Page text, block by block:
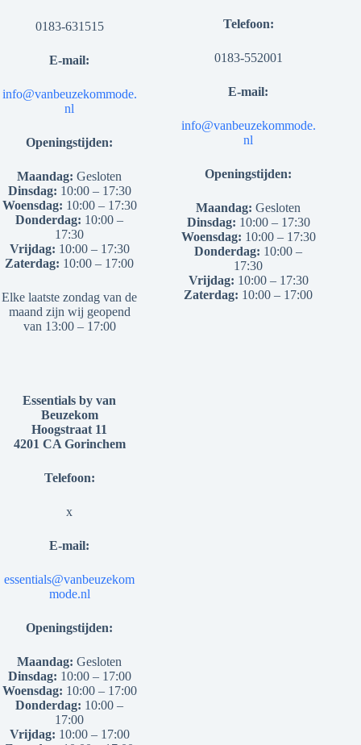
0183-631515
E-mail:
info@vanbeuzekommode.
nl
Openingstijden:
Maandag: Gesloten
Dinsdag: 10:00 – 17:30
Woensdag: 10:00 – 17:30
Donderdag: 10:00 –
17:30
Vrijdag: 10:00 – 17:30
Zaterdag: 10:00 – 17:00
Elke laatste zondag van de
maand zijn wij geopend
van 13:00 – 17:00
Telefoon:
0183-552001
E-mail:
info@vanbeuzekommode.
nl
Openingstijden:
Maandag: Gesloten
Dinsdag: 10:00 – 17:30
Woensdag: 10:00 – 17:30
Donderdag: 10:00 –
17:30
Vrijdag: 10:00 – 17:30
Zaterdag: 10:00 – 17:00
Essentials by van
Beuzekom
Hoogstraat 11
4201 CA Gorinchem
Telefoon:
x
E-mail:
essentials@vanbeuzekom
mode.nl
Openingstijden:
Maandag: Gesloten
Dinsdag: 10:00 – 17:00
Woensdag: 10:00 – 17:00
Donderdag: 10:00 –
17:00
Vrijdag: 10:00 – 17:00